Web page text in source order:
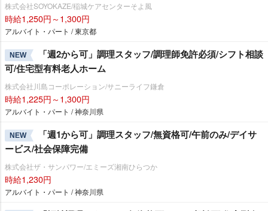
株式会社SOYOKAZE/稲城ケアセンターそよ風
時給1,250円～1,300円
アルバイト・パート / 東京都
NEW
「週2から可」調理スタッフ/調理師免許必須/シフト相談
可/住宅型有料老人ホーム
株式会社川島コーポレーション/サニーライフ鎌倉
時給1,225円～1,300円
アルバイト・パート / 神奈川県
NEW
「週1から可」調理スタッフ/無資格可/午前のみ/デイサ
ービス/社会保障完備
株式会社ザ・サンパワー/エミーズ湘南ひらつか
時給1,230円
アルバイト・パート / 神奈川県